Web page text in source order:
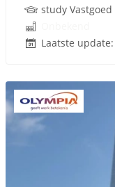
study Vastgoed
Laatste